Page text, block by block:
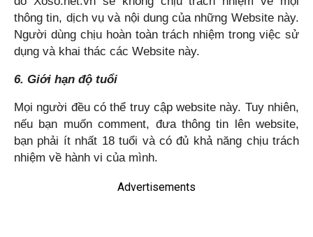
thông tin, dịch vụ và nội dung của những Website này.
Người dùng chịu hoàn toàn trách nhiệm trong việc sử
dụng và khai thác các Website này.
6. Giới hạn độ tuổi
Mọi người đều có thể truy cập website này. Tuy nhiên,
nếu bạn muốn comment, đưa thông tin lên website,
bạn phải ít nhất 18 tuổi và có đủ khả năng chịu trách
nhiệm về hành vi của mình.
Advertisements